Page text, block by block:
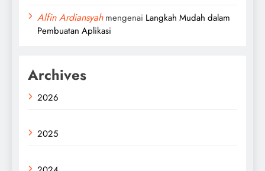
Alfin Ardiansyahmengenai Langkah Mudah dalam
Pembuatan Aplikasi
Archives
2026
2025